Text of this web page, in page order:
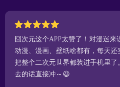
囧次元这个APP太赞了！对漫迷
动漫、漫画、壁纸啥都有，每天还
把整个二次元世界都装进手机里了
去的话直接冲～😆